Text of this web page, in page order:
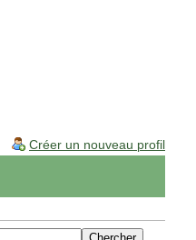
Créer un nouveau profil